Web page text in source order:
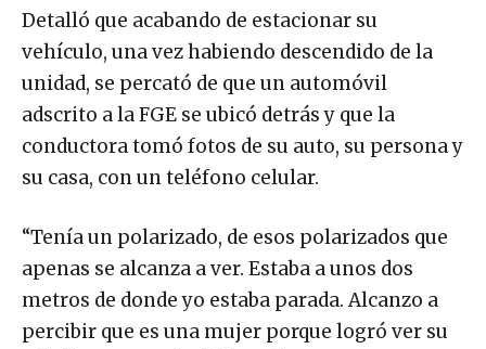
Detalló que acabando de estacionar su
vehículo, una vez habiendo descendido de la
unidad, se percató de que un automóvil
adscrito a la FGE se ubicó detrás y que la
conductora tomó fotos de su auto, su persona y
su casa, con un teléfono celular.
“Tenía un polarizado, de esos polarizados que
apenas se alcanza a ver. Estaba a unos dos
metros de donde yo estaba parada. Alcanzo a
percibir que es una mujer porque logró ver su